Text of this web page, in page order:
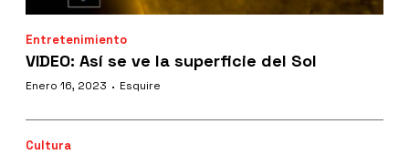
Entretenimiento
VIDEO: Así se ve la superficie del Sol
Enero 16, 2023 · Esquire
Cultura